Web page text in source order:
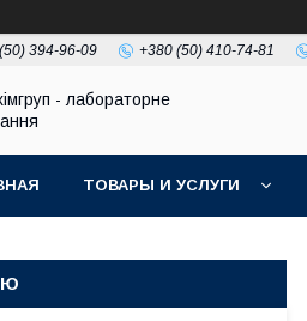
394-96-09 +380 (50) 410-74-81
- лабораторне
ТОВАРЫ И УСЛУГИ